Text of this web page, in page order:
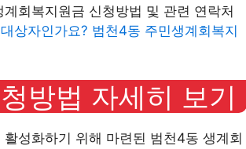
회복지원금 신청방법 및 관련 연락처
상자인가요? 범천4동 주민생계회복지
방법 자세히 보기
성화하기 위해 마련된 범천4동 생계회